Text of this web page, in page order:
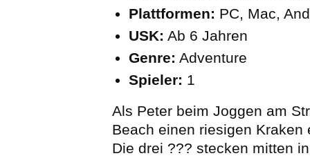
Plattformen: PC, Mac,
USK: Ab 6 Jahren
Genre: Adventure
Spieler: 1
Als Peter beim Joggen am
Beach einen riesigen Kraken
Die drei ??? stecken mitten